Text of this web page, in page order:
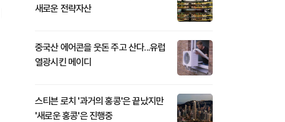
새로운 전략자산
중국산 에어콘을 웃돈 주고 산다...유럽
열광시킨 메이디
스티븐 로치 '과거의 홍콩'은 끝났지만
'새로운 홍콩'은 진행중